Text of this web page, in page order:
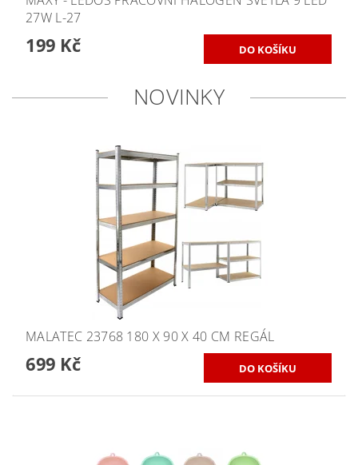
27W L-27
199 Kč
NOVINKY
MALATEC 23768 180 X 90 X 40 CM REGÁL
699 Kč